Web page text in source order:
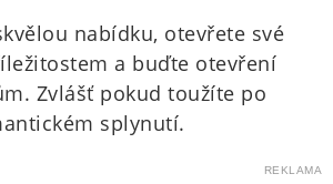
nabídku, otevřete své
a buďte otevření
Zvlášť pokud toužíte po
splynutí.
REKLAMA